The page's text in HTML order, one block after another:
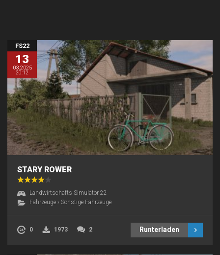
FS22
13
03.2025
20:12
STARY ROWER
Landwirtschafts Simulator 22
Fahrzeuge › Sonstige Fahrzeuge
0 1973 2 Runterladen